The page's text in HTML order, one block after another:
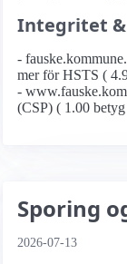
Integritet
-
mer för HSTS (
-
(CSP) ( 1.00
Sporing
2026-07-13